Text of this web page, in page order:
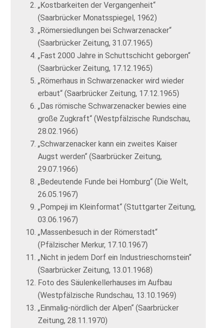
„Kostbarkeiten der Vergangenheit“
(Saarbrücker Monatsspiegel, 1962)
„Römersiedlungen bei Schwarzenacker“
(Saarbrücker Zeitung, 31.07.1965)
„Fast 2000 Jahre in Schuttschicht geborgen“
(Saarbrücker Zeitung, 17.12.1965)
„Römerhaus in Schwarzenacker wird wieder
erbaut“ (Saarbrücker Zeitung, 17.12.1965)
„Das römische Schwarzenacker bewies eine
große Zugkraft“ (Westpfälzische Rundschau,
28.02.1966)
„Schwarzenacker kann ein zweites Kaiser
Augst werden“ (Saarbrücker Zeitung,
29.07.1966)
„Bedeutende Funde bei Homburg“ (Die Welt,
26.05.1967)
„Pompeji im Kleinformat“ (Stuttgarter Zeitung,
03.06.1967)
„Massenbesuch in der Römerstadt“
(Pfälzischer Merkur, 17.10.1967)
„Nicht in jedem Dorf ein Industrieschornstein“
(Saarbrücker Zeitung, 13.01.1968)
Foto des Säulenkellerhauses im Aufbau
(Westpfälzische Rundschau, 13.10.1969)
„Einmalig-nördlich der Alpen“ (Saarbrücker
Zeitung, 28.11.1970)